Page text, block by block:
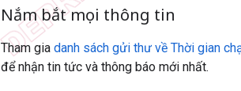
Nắm bắt mọi thông tin
Tham gia danh sách gửi thư về Thời gian
để nhận tin tức và thông báo mới nhất.